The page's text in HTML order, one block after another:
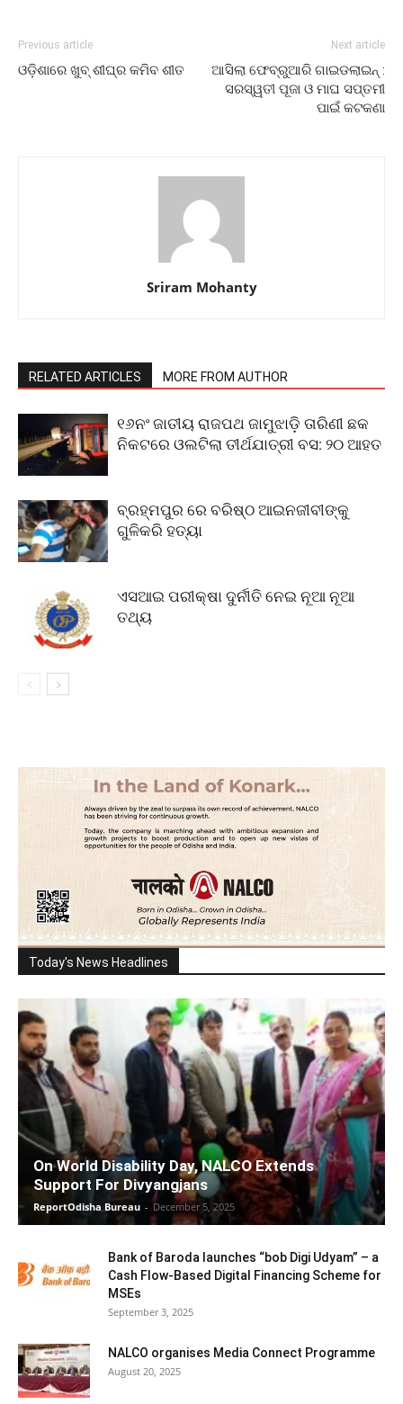
Previous article
ଓଡ଼ିଶାରେ ଖୁବ୍ ଶୀଘ୍ର କମିବ ଶୀତ
Next article
ଆସିଲା ଫେବ୍ରୁଆରି ଗାଇଡଲାଇନ୍ :
ସରସ୍ୱତୀ ପୂଜା ଓ ମାଘ ସପ୍ତମୀ
ପାଇଁ କଟକଣା
Sriram Mohanty
RELATED ARTICLES MORE FROM AUTHOR
୧୬ନଂ ଜାତୀୟ ରାଜପଥ ଜାମୁଝାଡ଼ି ତାରିଣୀ ଛକ
ନିକଟରେ ଓଲଟିଲା ତୀର୍ଥଯାତ୍ରୀ ବସ: ୨୦ ଆହତ
ବ୍ରହ୍ମପୁର ରେ ବରିଷ୍ଠ ଆଇନଜୀବୀଙ୍କୁ
ଗୁଳିକରି ହତ୍ୟା
ଏସଆଇ ପରୀକ୍ଷା ଦୁର୍ନୀତି ନେଇ ନୂଆ ନୂଆ
ତଥ୍ୟ
Today's News Headlines
On World Disability Day, NALCO Extends
Support For Divyangjans
ReportOdisha Bureau - December 5, 2025
Bank of Baroda launches “bob Digi Udyam” – a
Cash Flow-Based Digital Financing Scheme for
MSEs
September 3, 2025
NALCO organises Media Connect Programme
August 20, 2025